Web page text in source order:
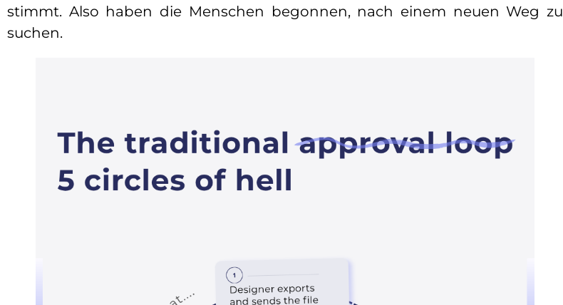
stimmt. Also haben die Menschen begonnen, nach einem neuen Weg zu
suchen.